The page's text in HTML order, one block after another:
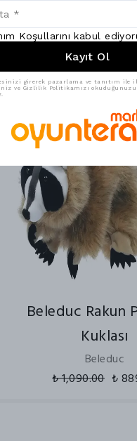
Beleduc Rakun
Kuklası
Beleduc
₺ 1,090.00 ₺
Koşullarını kabul
Kayıt Ol
girerek pazarlama ve tanıtım ile
ve Gizlilik Politikamızı